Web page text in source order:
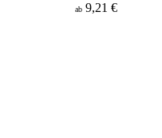
ab 9,21 €